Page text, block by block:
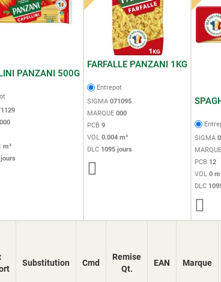
PANZANI 500G
000
m³
FARFALLE PANZANI 1KG
Entrepot
SIGMA 071095
MARQUE 000
PCB 9
VOL 0.004 m³
DLC 1095 jours
SIGMA
MARQUE
PCB 12
VOL 0
DLC
Substitution Cmd
Remise
Qt.
EAN Marque